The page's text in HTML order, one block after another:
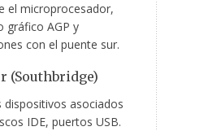
el microprocesador,
gráfico AGP y
con el puente sur.
(Southbridge)
dispositivos asociados
IDE, puertos USB.